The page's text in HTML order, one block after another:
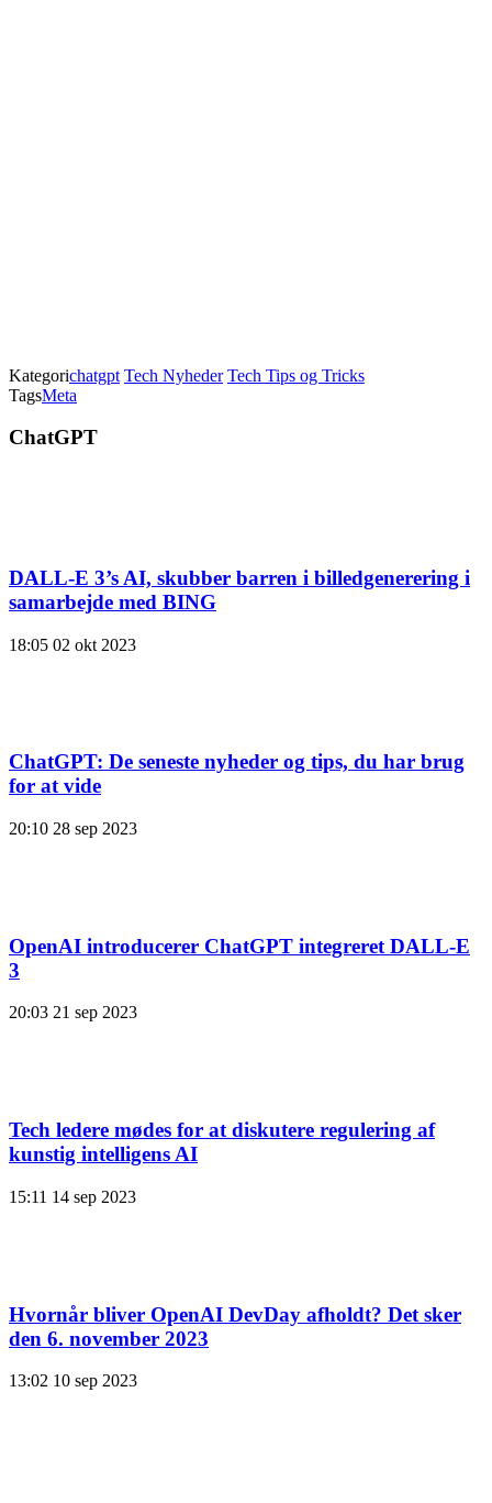
Kategorichatgpt Tech Nyheder Tech Tips og Tricks
TagsMeta
ChatGPT
DALL-E 3’s AI, skubber barren i billedgenerering i
samarbejde med BING
18:05 02 okt 2023
ChatGPT: De seneste nyheder og tips, du har brug
for at vide
20:10 28 sep 2023
OpenAI introducerer ChatGPT integreret DALL-E
3
20:03 21 sep 2023
Tech ledere mødes for at diskutere regulering af
kunstig intelligens AI
15:11 14 sep 2023
Hvornår bliver OpenAI DevDay afholdt? Det sker
den 6. november 2023
13:02 10 sep 2023